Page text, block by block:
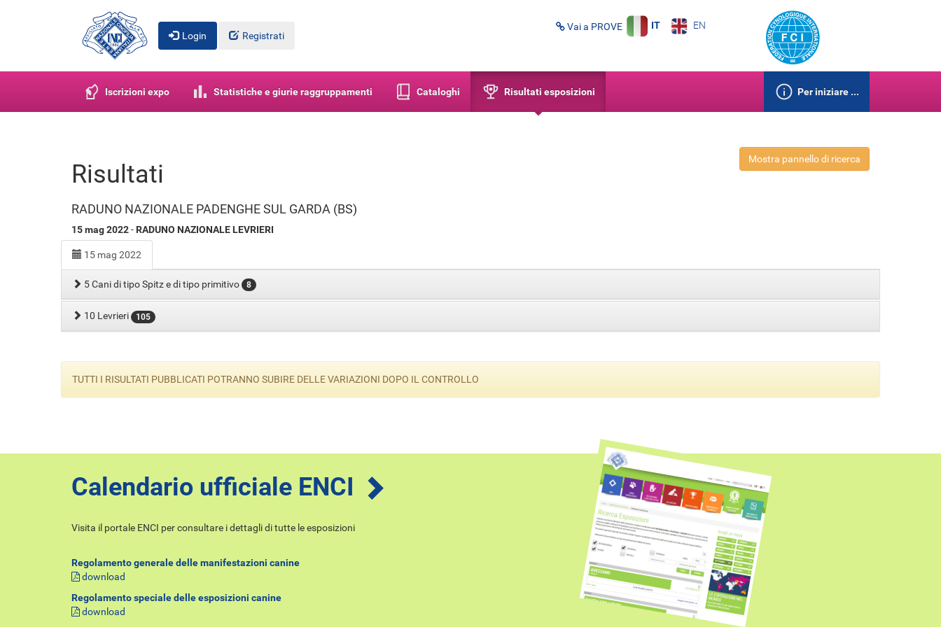
Vai a PROVE
Login
Registrati
IT EN
Iscrizioni expo Statistiche e giurie raggruppamenti Cataloghi Risultati esposizioni Per iniziare ...
Risultati
Mostra pannello di ricerca
RADUNO NAZIONALE PADENGHE SUL GARDA (BS)
15 mag 2022- RADUNO NAZIONALE LEVRIERI
15 mag 2022
5 Cani di tipo Spitz e di tipo primitivo 8
10 Levrieri 105
TUTTI I RISULTATI PUBBLICATI POTRANNO SUBIRE DELLE VARIAZIONI DOPO IL CONTROLLO
Calendario ufficiale ENCI
Visita il portale ENCI per consultare i dettagli di tutte le esposizioni
Regolamento generale delle manifestazioni canine
download
Regolamento speciale delle esposizioni canine
download